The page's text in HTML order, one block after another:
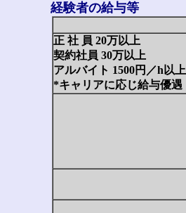
経験者の給与等
正 社 員 20万以上
契約社員 30万以上
アルバイト 1500円／h以上
*キャリアに応じ給与優遇